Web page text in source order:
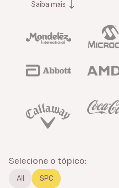
Saiba mais
Selecione o tópico:
All SPC